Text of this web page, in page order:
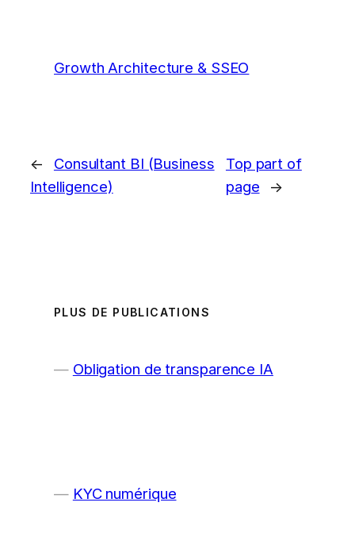
Growth Architecture & SSEO
←
Consultant BI (Business
Intelligence)
Top part of
page
→
PLUS DE PUBLICATIONS
Obligation de transparence IA
KYC numérique